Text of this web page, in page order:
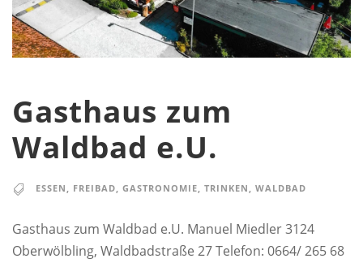
Gasthaus zum
Waldbad e.U.
ESSEN , FREIBAD, GASTRONOMIE, TRINKEN , WALDBAD
Gasthaus zum Waldbad e.U. ​Manuel Miedler 3124
Oberwölbling, Waldbadstraße 27 Telefon: 0664/ 265 68